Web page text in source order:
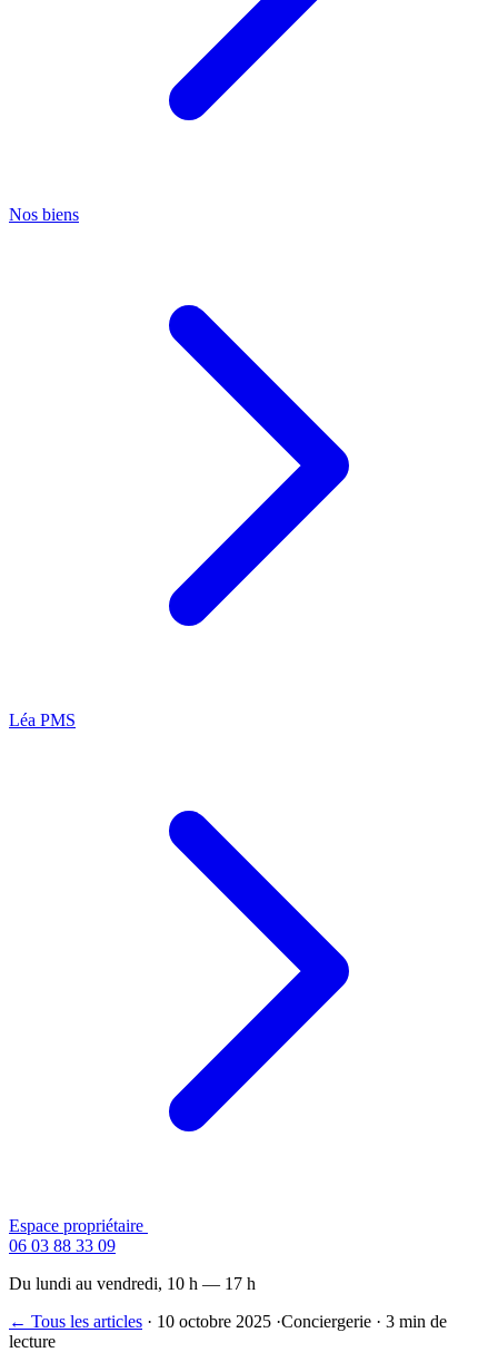
Nos biens
Léa PMS
Espace propriétaire
06 03 88 33 09
Du lundi au vendredi, 10 h — 17 h
← Tous les articles · 10 octobre 2025 ·Conciergerie · 3 min de
lecture